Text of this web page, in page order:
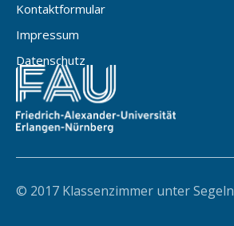
Kontaktformular
Impressum
Datenschutz
© 2017 Klassenzimmer unter Segeln